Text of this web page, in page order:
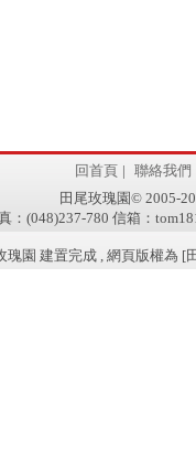
回首頁 | 聯絡我們
田尾玫瑰園© 2005-
：(048)237-780 信箱：
瑰園 建置完成 , 網頁版權為